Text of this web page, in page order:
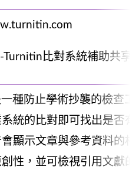
Turnitin比對系統補助共享
種防止學術抄襲的檢查
統的比對即可找出是否
顯示文章與參考資料的
創性，並可檢視引用文獻